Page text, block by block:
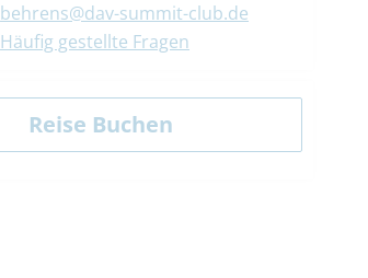
behrens@dav-summit-club.de
Häufig gestellte Fragen